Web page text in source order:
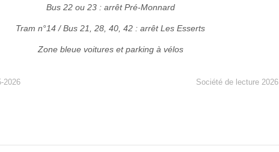
Bus 22 ou 23 : arrêt Pré-Monnard
Tram n°14 / Bus 21, 28, 40, 42 : arrêt Les Esserts
Zone bleue voitures et parking à vélos
2026 Société de lecture 2026